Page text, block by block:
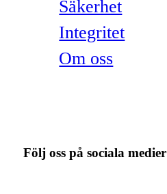
Säkerhet
Integritet
Om oss
Följ oss på sociala medier